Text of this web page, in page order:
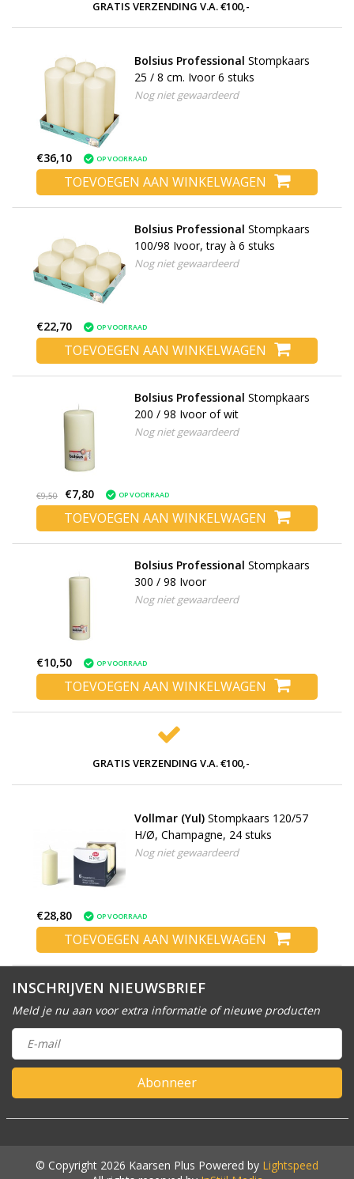
GRATIS VERZENDING V.A. €100,-
Bolsius Professional Stompkaars
25 / 8 cm. Ivoor 6 stuks
Nog niet gewaardeerd
€36,10 OP VOORRAAD
TOEVOEGEN AAN WINKELWAGEN
Bolsius Professional Stompkaars
100/98 Ivoor, tray à 6 stuks
Nog niet gewaardeerd
€22,70 OP VOORRAAD
TOEVOEGEN AAN WINKELWAGEN
Bolsius Professional Stompkaars
200 / 98 Ivoor of wit
Nog niet gewaardeerd
€9,50 €7,80 OP VOORRAAD
TOEVOEGEN AAN WINKELWAGEN
Bolsius Professional Stompkaars
300 / 98 Ivoor
Nog niet gewaardeerd
€10,50 OP VOORRAAD
TOEVOEGEN AAN WINKELWAGEN
GRATIS VERZENDING V.A. €100,-
Vollmar (Yul) Stompkaars 120/57
H/Ø, Champagne, 24 stuks
Nog niet gewaardeerd
€28,80 OP VOORRAAD
TOEVOEGEN AAN WINKELWAGEN
INSCHRIJVEN NIEUWSBRIEF
Meld je nu aan voor extra informatie of nieuwe producten
Abonneer
© Copyright 2026 Kaarsen Plus Powered by Lightspeed